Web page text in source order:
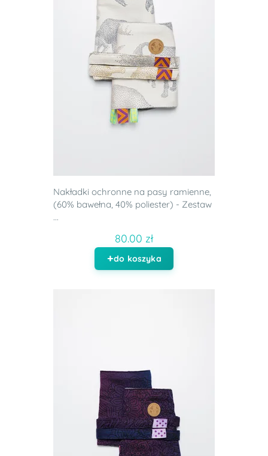
Nakładki ochronne na pasy ramienne,
(60% bawełna, 40% poliester) - Zestaw
...
80.00 zł
do koszyka